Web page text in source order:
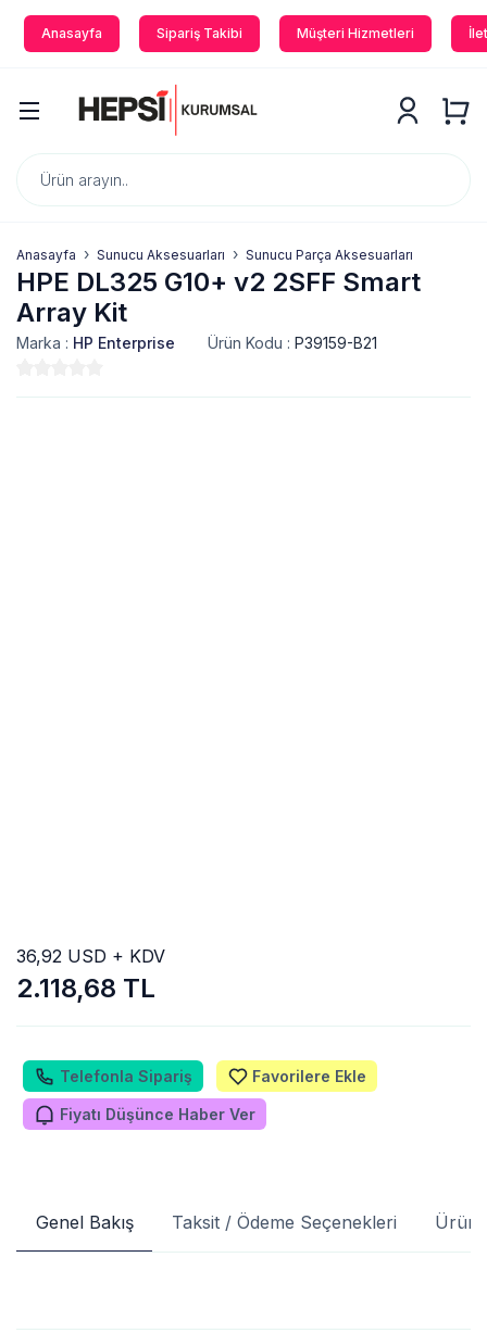
Anasayfa Sipariş Takibi Müşteri Hizmetleri
Anasayfa Sunucu Aksesuarları Sunucu Parça Aksesuarları
HPE DL325 G10+ v2 2SFF Smart
Array Kit
Marka : HP Enterprise Ürün Kodu : P39159-B21
2.118,68 TL
36,92 USD + KDV
Telefonla Sipariş Favorilere Ekle
Fiyatı Düşünce Haber Ver
Genel Bakış Taksit / Ödeme Seçenekleri Ürün